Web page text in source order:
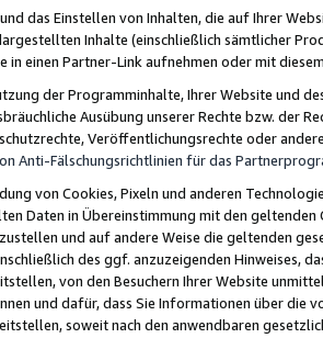
das Einstellen von Inhalten, die auf Ihrer
Inhalte (einschließlich sämtlicher
in einen Partner-Link aufnehmen oder mit
der Programminhalte, Ihrer Website und
Ausübung unserer Rechte bzw. der
Veröffentlichungsrechte oder
Anti-Fälschungsrichtlinien für das
von Cookies, Pixeln und anderen
Daten in Übereinstimmung mit den
und auf andere Weise die geltenden
des ggf. anzuzeigenden Hinweises,
von den Besuchern Ihrer Website
und dafür, dass Sie Informationen über die
soweit nach den anwendbaren